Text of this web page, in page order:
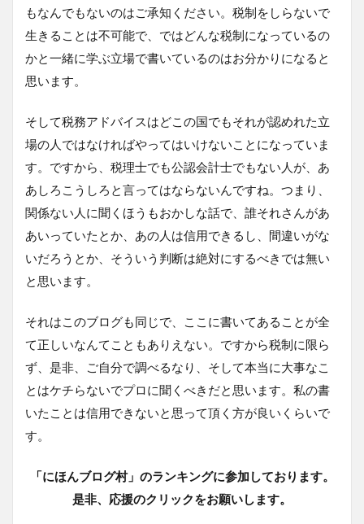
もなんでもないのはご承知ください。税制をしらないで
生きることは不可能で、ではどんな税制になっているの
かと一緒に学ぶ立場で書いているのはお分かりになると
思います。
そして税務アドバイスはどこの国でもそれが認めれた立
場の人ではなければやってはいけないことになっていま
す。ですから、税理士でも公認会計士でもない人が、あ
あしろこうしろと言ってはならないんですね。つまり、
関係ない人に聞くほうもおかしな話で、誰それさんがあ
あいっていたとか、あの人は信用できるし、間違いがな
いだろうとか、そういう判断は絶対にするべきでは無い
と思います。
それはこのブログも同じで、ここに書いてあることが全
て正しいなんてこともありえない。ですから税制に限ら
ず、是非、ご自分で調べるなり、そして本当に大事なこ
とはケチらないでプロに聞くべきだと思います。私の書
いたことは信用できないと思って頂く方が良いくらいで
す。
「にほんブログ村」のランキングに参加しております。
是非、応援のクリックをお願いします。